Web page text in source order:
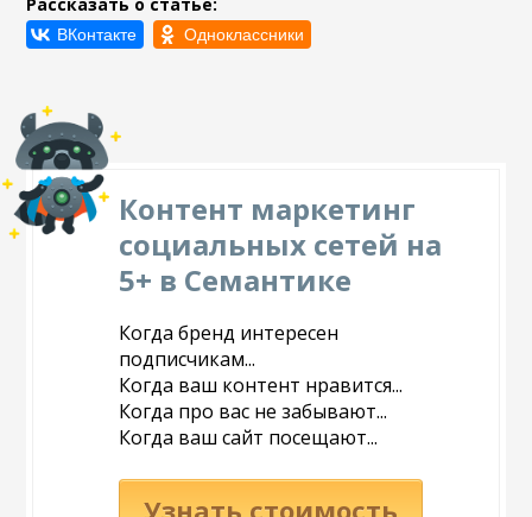
Контент маркетинг
социальных сетей на
5+ в Семантике
Когда бренд интересен
подписчикам...
Когда ваш контент нравится...
Когда про вас не забывают...
Когда ваш сайт посещают...